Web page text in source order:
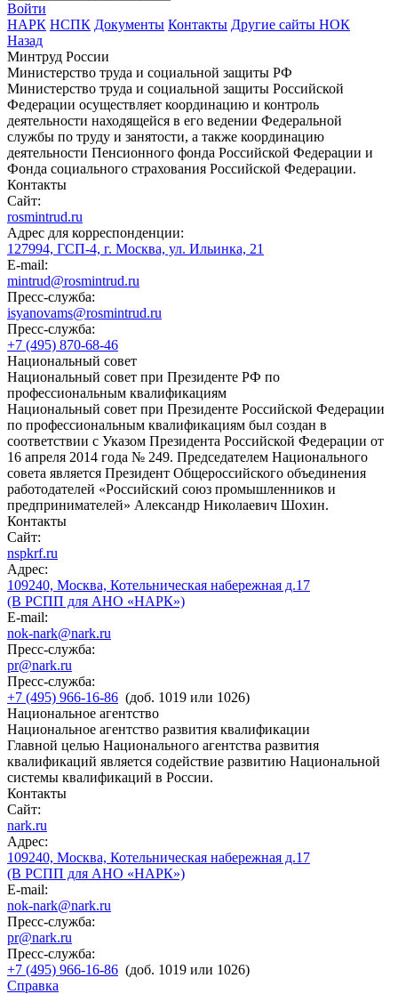
Войти
НАРК НСПК Документы Контакты Другие сайты НОК
Назад
Минтруд России
Министерство труда и социальной защиты РФ
Министерство труда и социальной защиты Российской
Федерации осуществляет координацию и контроль
деятельности находящейся в его ведении Федеральной
службы по труду и занятости, а также координацию
деятельности Пенсионного фонда Российской Федерации и
Фонда социального страхования Российской Федерации.
Контакты
Сайт:
rosmintrud.ru
Адрес для корреспонденции:
127994, ГСП-4, г. Москва, ул. Ильинка, 21
E-mail:
mintrud@rosmintrud.ru
Пресс-служба:
isyanovams@rosmintrud.ru
Пресс-служба:
+7 (495) 870-68-46
Национальный совет
Национальный совет при Президенте РФ по
профессиональным квалификациям
Национальный совет при Президенте Российской Федерации
по профессиональным квалификациям был создан в
соответствии с Указом Президента Российской Федерации от
16 апреля 2014 года № 249. Председателем Национального
совета является Президент Общероссийского объединения
работодателей «Российский союз промышленников и
предпринимателей» Александр Николаевич Шохин.
Контакты
Сайт:
nspkrf.ru
Адрес:
109240, Москва, Котельническая набережная д.17
(В РСПП для АНО «НАРК»)
E-mail:
nok-nark@nark.ru
Пресс-служба:
pr@nark.ru
Пресс-служба:
+7 (495) 966-16-86 (доб. 1019 или 1026)
Национальное агентство
Национальное агентство развития квалификации
Главной целью Национального агентства развития
квалификаций является содействие развитию Национальной
системы квалификаций в России.
Контакты
Сайт:
nark.ru
Адрес:
109240, Москва, Котельническая набережная д.17
(В РСПП для АНО «НАРК»)
E-mail:
nok-nark@nark.ru
Пресс-служба:
pr@nark.ru
Пресс-служба:
+7 (495) 966-16-86 (доб. 1019 или 1026)
Справка